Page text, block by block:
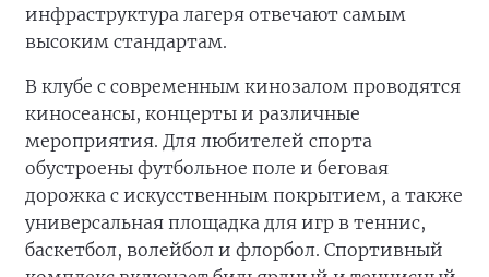
инфраструктура лагеря отвечают самым
высоким стандартам.
В клубе с современным кинозалом проводятся
киносеансы, концерты и различные
мероприятия. Для любителей спорта
обустроены футбольное поле и беговая
дорожка с искусственным покрытием, а также
универсальная площадка для игр в теннис,
баскетбол, волейбол и флорбол. Спортивный